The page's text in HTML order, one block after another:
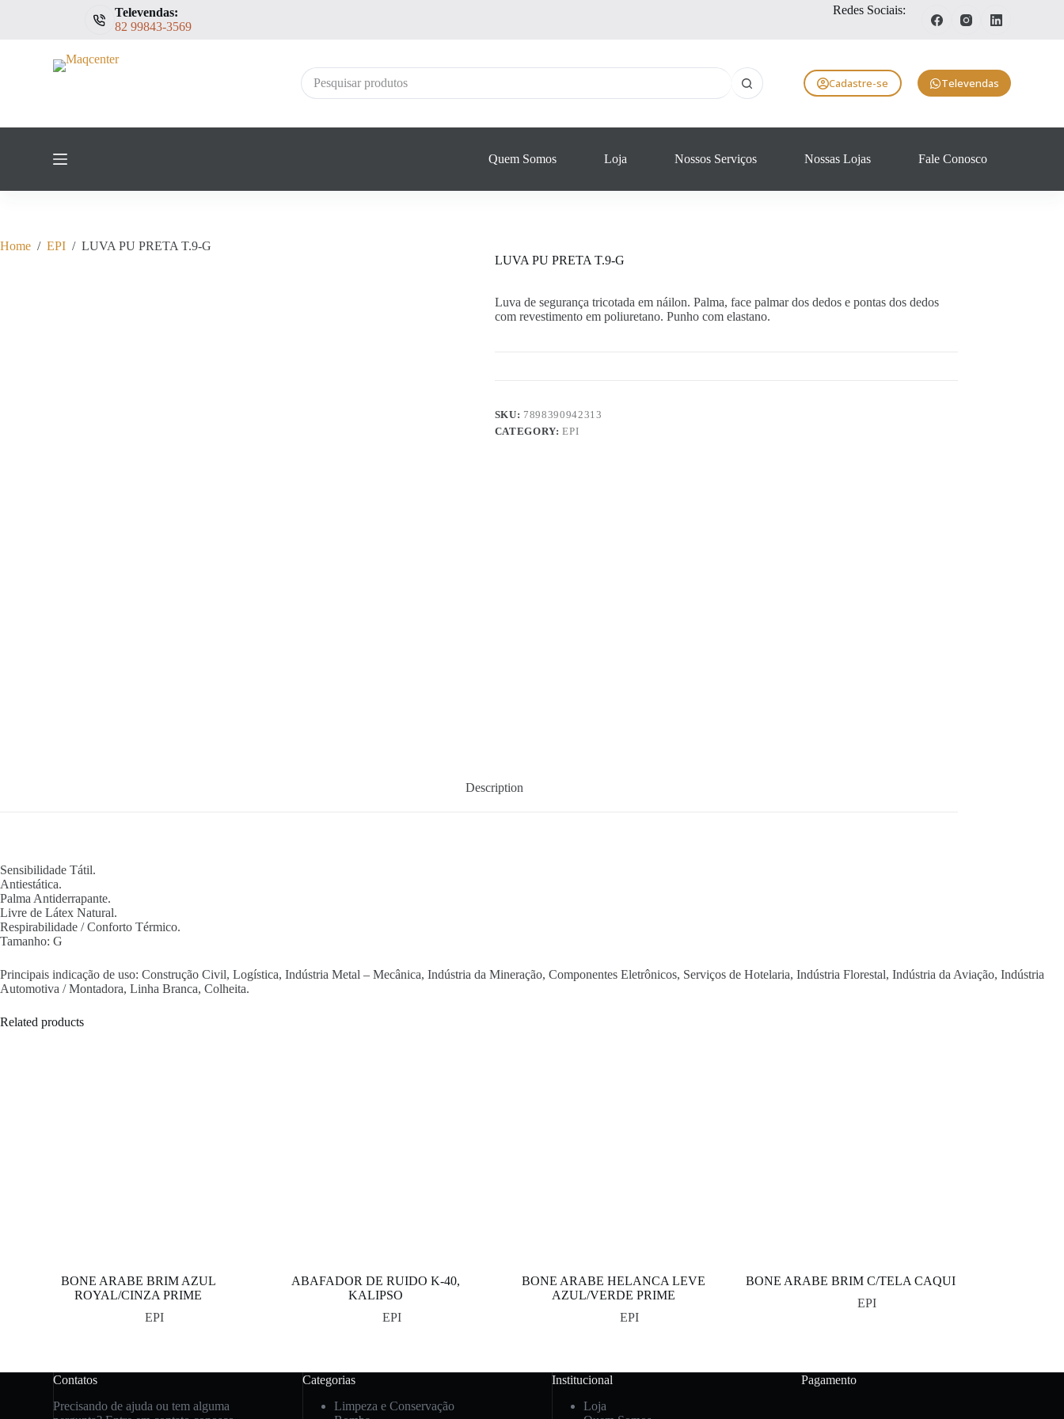
a
d
Televendas:
82 99843-3569
Redes Sociais:
Sem
resultados
Cadastre-se Televendas
Quem Somos Loja Nossos Serviços Nossas Lojas Fale Conosco
Home / EPI / LUVA PU PRETA T.9-G
LUVA PU PRETA T.9-G
Luva de segurança tricotada em náilon. Palma, face palmar dos dedos e pontas dos dedos
com revestimento em poliuretano. Punho com elastano.
SKU: 7898390942313
CATEGORY:EPI
Description
Sensibilidade Tátil.
Antiestática.
Palma Antiderrapante.
Livre de Látex Natural.
Respirabilidade / Conforto Térmico.
Tamanho: G
Principais indicação de uso: Construção Civil, Logística, Indústria Metal – Mecânica, Indústria da Mineração, Componentes Eletrônicos, Serviços de Hotelaria, Indústria Florestal, Indústria da Aviação, Indústria
Automotiva / Montadora, Linha Branca, Colheita.
Related products
BONE ARABE BRIM AZUL
ROYAL/CINZA PRIME
EPI
ABAFADOR DE RUIDO K-40,
KALIPSO
EPI
BONE ARABE HELANCA LEVE
AZUL/VERDE PRIME
EPI
BONE ARABE BRIM C/TELA CAQUI
EPI
Contatos
Precisando de ajuda ou tem alguma
Categorias
Limpeza e Conservação
Institucional
Loja
Pagamento